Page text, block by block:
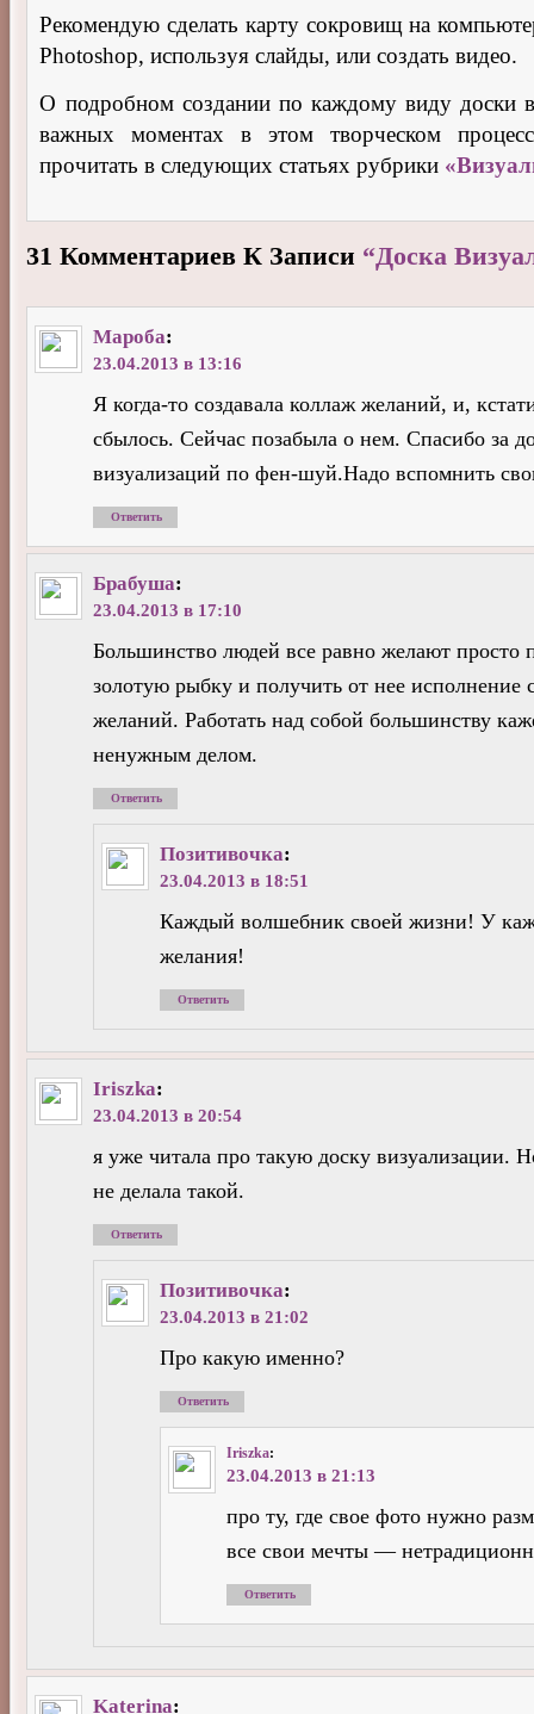
Рекомендую сделать карту сокровищ на
Photoshop, используя слайды, или создать видео.
О подробном создании по каждому виду доски
важных моментах в этом творческом
прочитать в следующих статьях рубрики
31 Комментариев К Записи “Доска
Мароба:
23.04.2013 в 13:16
Я когда-то создавала коллаж желаний, и,
сбылось. Сейчас позабыла о нем. Спасибо за
визуализаций по фен-шуй.Надо вспомнить
Ответить
Брабуша:
23.04.2013 в 17:10
Большинство людей все равно желают просто
золотую рыбку и получить от нее исполнение
желаний. Работать над собой большинству
ненужным делом.
Ответить
Позитивочка:
23.04.2013 в 18:51
Каждый волшебник своей жизни! У
желания!
Ответить
Iriszka:
23.04.2013 в 20:54
я уже читала про такую доску визуализации.
не делала такой.
Ответить
Позитивочка:
23.04.2013 в 21:02
Про какую именно?
Ответить
Iriszka:
23.04.2013 в 21:13
про ту, где свое фото нужно
все свои мечты —
Ответить
Katerina: